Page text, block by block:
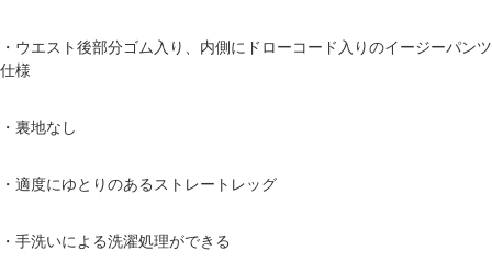
・ウエスト後部分ゴム入り、内側にドローコード入りのイージーパンツ
仕様
・裏地なし
・適度にゆとりのあるストレートレッグ
・手洗いによる洗濯処理ができる